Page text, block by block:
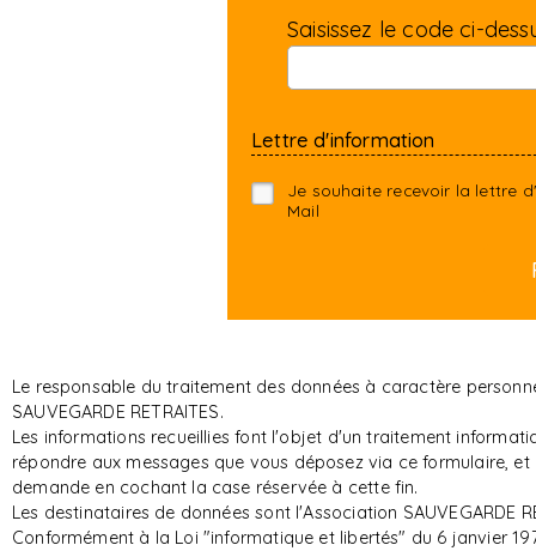
Saisissez le code ci-
Lettre d'information
Je souhaite recevoir la lettre
Mail
Le responsable du traitement des données à caractère
SAUVEGARDE RETRAITES.
Les informations recueillies font l'objet d'un traitement
répondre aux messages que vous déposez via ce formulaire,
demande en cochant la case réservée à cette fin.
Les destinataires de données sont l'Association SAUVEGARDE
Conformément à la Loi "informatique et libertés" du 6 janvier